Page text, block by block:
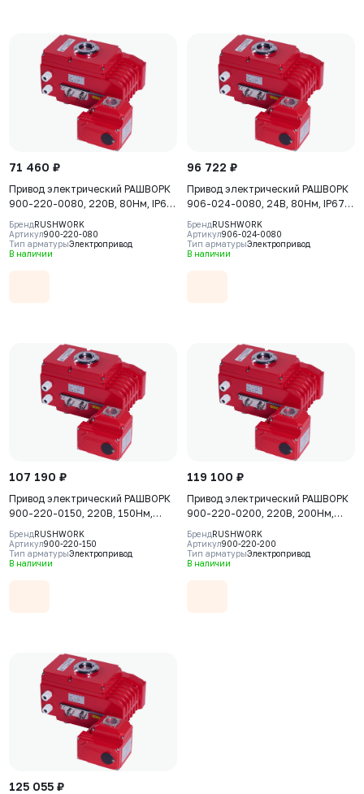
71 460 ₽
Привод электрический РАШВОРК
900-220-0080, 220В, 80Нм, IP67,
30сек
БрендRUSHWORK
Артикул900-220-080
Тип арматурыЭлектропривод
В наличии
96 722 ₽
Привод электрический РАШВОРК
906-024-0080, 24В, 80Нм, IP67,
30сек
БрендRUSHWORK
Артикул906-024-0080
Тип арматурыЭлектропривод
В наличии
107 190 ₽
Привод электрический РАШВОРК
900-220-0150, 220В, 150Нм,
IP67, 30сек
БрендRUSHWORK
Артикул900-220-150
Тип арматурыЭлектропривод
В наличии
119 100 ₽
Привод электрический РАШВОРК
900-220-0200, 220В, 200Нм,
IP67, 30сек
БрендRUSHWORK
Артикул900-220-200
Тип арматурыЭлектропривод
В наличии
125 055 ₽